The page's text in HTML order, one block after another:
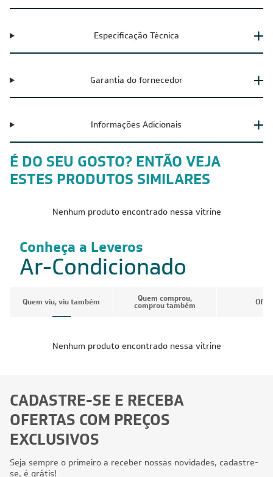
Especificação Técnica
Garantia do fornecedor
Informações Adicionais
É DO SEU GOSTO? ENTÃO VEJA
ESTES PRODUTOS SIMILARES
Nenhum produto encontrado nessa vitrine
Conheça a Leveros
Ar-Condicionado
Quem viu, viu também Quem comprou,
comprou também
Nenhum produto encontrado nessa vitrine
CADASTRE-SE E RECEBA
OFERTAS COM PREÇOS
EXCLUSIVOS
Seja sempre o primeiro a receber nossas novidades, cadastre-
se, é grátis!